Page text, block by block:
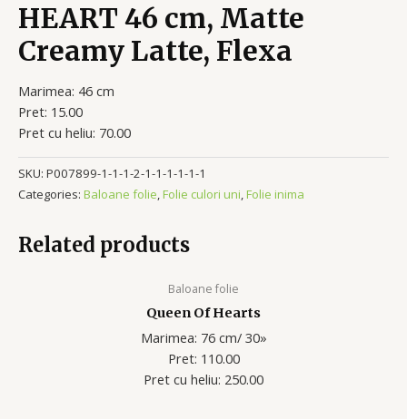
HEART 46 cm, Matte
Creamy Latte, Flexa
Marimea: 46 cm
Pret: 15.00
Pret cu heliu: 70.00
SKU: P007899-1-1-1-2-1-1-1-1-1-1
Categories: Baloane folie,Folie culori uni,Folie inima
Related products
Baloane folie
Queen Of Hearts
Marimea: 76 cm/ 30»
Pret: 110.00
Pret cu heliu: 250.00